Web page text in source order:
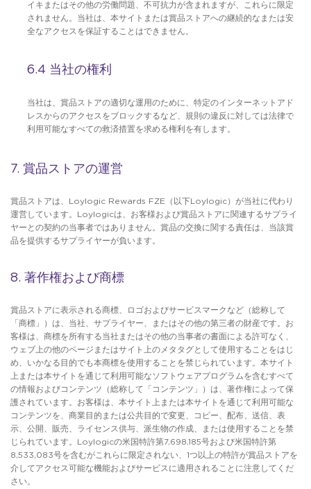
イキまたはその他の労働問題、不可抗力が含まれますが、これらに限定
されません。当社は、本サイトまたは賞品ストアへの継続的なまたは安
全なアクセスを保証することはできません。
6.4 当社の権利
当社は、賞品ストアの適切な運用のために、特定のインターネットアド
レスからのアクセスをブロックするなど、規則の違反に対しては法律で
利用可能なすべての救済措置を求める権利を有します。
7. 賞品ストアの運営
賞品ストアは、Loylogic Rewards FZE（以下Loylogic）が当社に代わり
運営しています。Loylogicは、お客様および賞品ストアに関連するサプライ
ヤーとの契約の当事者ではありません。賞品の交換に関する責任は、当該賞
品を提供するサプライヤーが負います。
8. 著作権および商標
賞品ストアに表示される商標、ロゴおよびサービスマークなど（総称して
「商標」）は、当社、サプライヤー、またはその他の第三者の財産です。お
客様は、商標を所有する当社またはその他の当事者の書面による許可なく、
ウェブ上の他のページまたはサイト上のメタタグとして使用することをはじ
め、いかなる目的でも本商標を使用することを禁じられています。本サイト
上または本サイトを通じて利用可能なソフトウェアプログラムを含むすべて
の情報およびコンテンツ（総称して「コンテンツ」）は、著作権によって保
護されています。お客様は、本サイト上または本サイトを通じて利用可能な
コンテンツを、商業目的または公共目的で変更、コピー、配布、送信、表
示、公開、販売、ライセンス供与、派生物の作成、または使用することを禁
じられています。Loylogicの米国特許第7,698,185号および米国特許第
8,533,083号を含むがこれらに限定されない、1つ以上の特許が賞品ストアを
介してアクセス可能な機能およびサービスに適用されることに注意してくだ
さい。